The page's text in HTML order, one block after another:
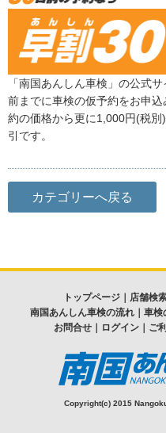
「南国あんしん車検」の公式
前までに車検の仮予約をお申
約の価格から更に1,000円(税
引です。
カテゴリーへ戻る
トップページ ｜ 店舗検
南国あんしん車検の流れ ｜ 車検
お問合せ ｜ ログイン ｜ ご
Copyright(c) 2015